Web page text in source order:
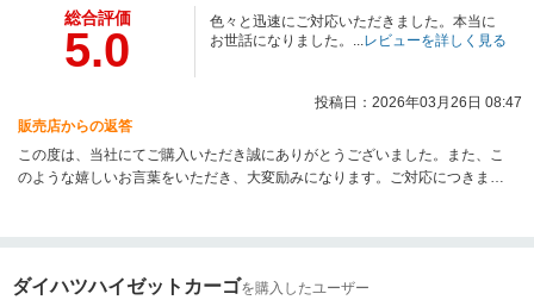
総合評価
5.0
色々と迅速にご対応いただきました。本当に
お世話になりました。...レビューを詳しく見る
投稿日：2026年03月26日 08:47
販売店からの返答
この度は、当社にてご購入いただき誠にありがとうございました。また、こ
のような嬉しいお言葉をいただき、大変励みになります。ご対応につきまし
かございましたら、どんな些細なことでもお気軽にご相談ください。末永く
とうございました。
ダイハツハイゼットカーゴを購入したユーザー